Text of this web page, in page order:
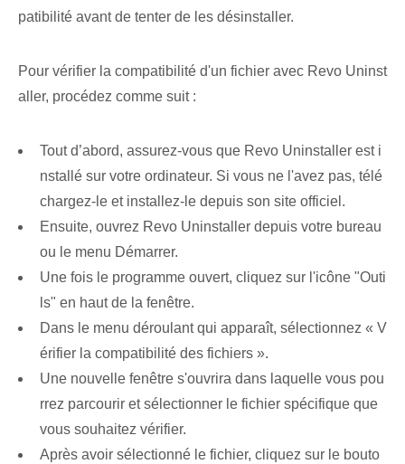
patibilité avant de tenter de les désinstaller.
Pour vérifier la compatibilité d'un fichier avec Revo Uninst
aller, procédez comme suit :
Tout d’abord, assurez-vous que Revo Uninstaller est i
nstallé sur votre ordinateur. Si vous ne l'avez pas, télé
chargez-le et installez-le depuis son site officiel.
Ensuite, ouvrez Revo Uninstaller depuis votre bureau
ou le menu Démarrer.
Une fois le programme ouvert, cliquez sur l'icône "Outi
ls" en haut de la fenêtre.
Dans le menu déroulant qui apparaît, sélectionnez « V
érifier la compatibilité des fichiers ».
Une nouvelle fenêtre s'ouvrira dans laquelle vous pou
rrez parcourir et sélectionner le fichier spécifique que
vous souhaitez vérifier.
Après avoir sélectionné le fichier, cliquez sur le bouto